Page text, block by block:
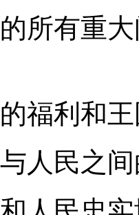
所有重
福利和
人民之